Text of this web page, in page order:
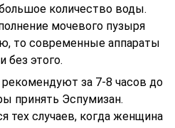
количество воды.
мочевого пузыря
то современные аппараты
без этого.
за 7-8 часов до
принять Эспумизан.
тех случаев, когда женщина